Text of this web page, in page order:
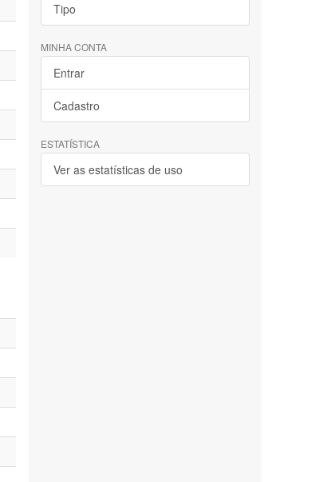
Tipo
MINHA CONTA
Entrar
Cadastro
ESTATÍSTICA
Ver as estatísticas de uso